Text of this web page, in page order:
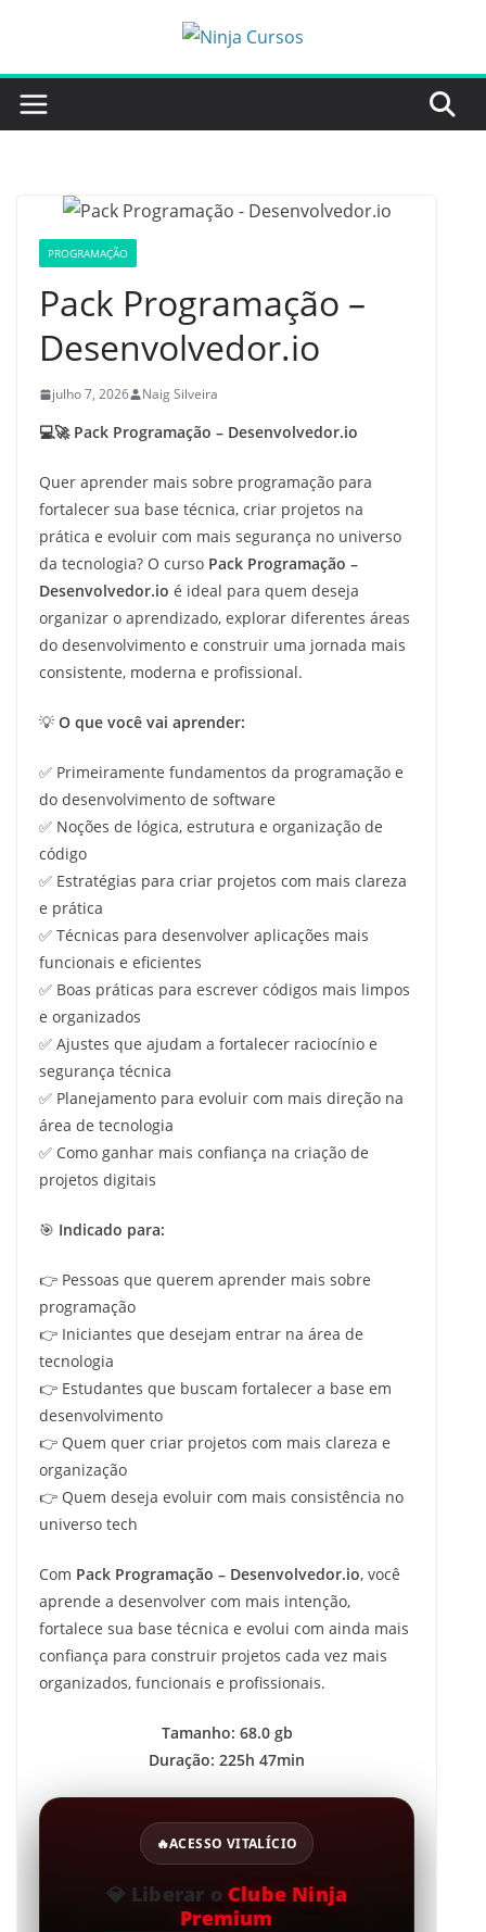
o
conteúdo
PROGRAMAÇÃO
Pack Programação –
Desenvolvedor.io
julho 7, 2026 Naig Silveira
💻🚀 Pack Programação – Desenvolvedor.io
Quer aprender mais sobre programação para
fortalecer sua base técnica, criar projetos na
prática e evoluir com mais segurança no universo
da tecnologia? O curso Pack Programação –
Desenvolvedor.io é ideal para quem deseja
organizar o aprendizado, explorar diferentes áreas
do desenvolvimento e construir uma jornada mais
consistente, moderna e profissional.
💡 O que você vai aprender:
✅ Primeiramente fundamentos da programação e
do desenvolvimento de software
✅ Noções de lógica, estrutura e organização de
código
✅ Estratégias para criar projetos com mais clareza
e prática
✅ Técnicas para desenvolver aplicações mais
funcionais e eficientes
✅ Boas práticas para escrever códigos mais limpos
e organizados
✅ Ajustes que ajudam a fortalecer raciocínio e
segurança técnica
✅ Planejamento para evoluir com mais direção na
área de tecnologia
✅ Como ganhar mais confiança na criação de
projetos digitais
🎯 Indicado para:
👉 Pessoas que querem aprender mais sobre
programação
👉 Iniciantes que desejam entrar na área de
tecnologia
👉 Estudantes que buscam fortalecer a base em
desenvolvimento
👉 Quem quer criar projetos com mais clareza e
organização
👉 Quem deseja evoluir com mais consistência no
universo tech
Com Pack Programação – Desenvolvedor.io, você
aprende a desenvolver com mais intenção,
fortalece sua base técnica e evolui com ainda mais
confiança para construir projetos cada vez mais
organizados, funcionais e profissionais.
Tamanho: 68.0 gb
Duração: 225h 47min
🔥ACESSO VITALÍCIO
💎 Liberar o Clube Ninja
Premium